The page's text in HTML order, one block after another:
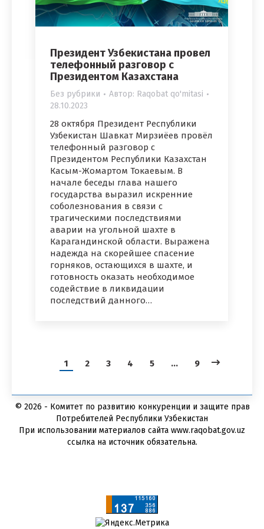
Президент Узбекистана провел
телефонный разговор с
Президентом Казахстана
Без рубрики Автор: Raqobat qo'mitasi
28.10.2023
28 октября Президент Республики
Узбекистан Шавкат Мирзиёев провёл
телефонный разговор с
Президентом Республики Казахстан
Касым-Жомартом Токаевым. В
начале беседы глава нашего
государства выразил искренние
соболезнования в связи с
трагическими последствиями
аварии на угольной шахте в
Карагандинской области. Выражена
надежда на скорейшее спасение
горняков, остающихся в шахте, и
готовность оказать необходимое
содействие в ликвидации
последствий данного…
1 2 3 4 5 … 9
© 2026 - Комитет по развитию конкуренции и защите прав
Потребителей Республики Узбекистан
При использовании материалов сайта www.raqobat.gov.uz
ссылка на источник обязательна.